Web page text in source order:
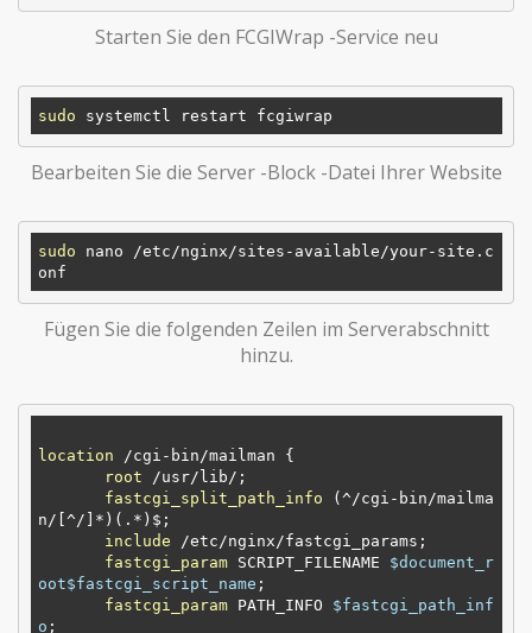
Starten Sie den FCGIWrap -Service neu
sudo
Bearbeiten Sie die Server -Block -Datei Ihrer Website
sudo nano /etc/nginx/sites-available/your-site.c
Fügen Sie die folgenden Zeilen im Serverabschnitt
hinzu.
location /cgi-bin/mailman {
root /usr/lib/;
fastcgi_split_path_info (^/cgi-bin/mailma
n/[^/]*)(.*)$;
include /etc/nginx/fastcgi_params;
fastcgi_param SCRIPT_FILENAME $document_r
oot$fastcgi_script_name ;
fastcgi_param PATH_INFO $fastcgi_path_inf
o ;